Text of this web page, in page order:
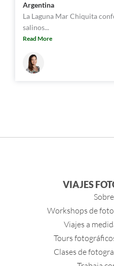
Argentina
La Laguna Mar Chiquita
salinos...
Read More
VIAJES
Workshops de
Viajes a
Tours
Clases de